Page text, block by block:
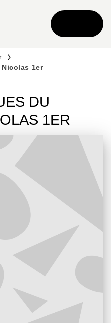
CONTENU
1er
DU
1ER